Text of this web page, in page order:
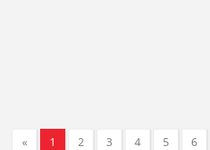
« 1 2 3 4 5 6